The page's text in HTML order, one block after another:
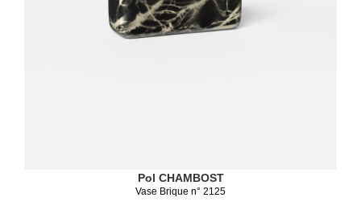
Pol CHAMBOST
Vase Brique n° 2125